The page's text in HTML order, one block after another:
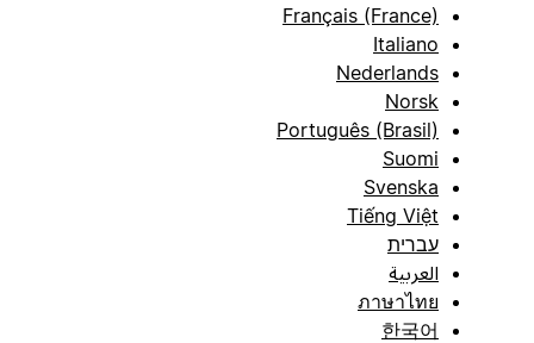
Français (France)
Italiano
Nederlands
Norsk
Português (Brasil)
Suomi
Svenska
Tiếng Việt
עברית
العربية
ภาษาไทย
한국어